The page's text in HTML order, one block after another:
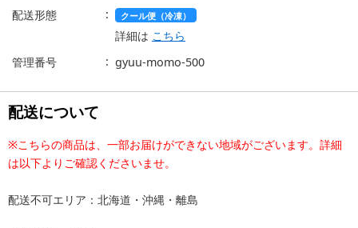
配送形態
クール便（冷凍）
詳細は こちら
管理番号
gyuu-momo-500
配送について
※こちらの商品は、一部お届けができない地域がございます。詳細
は以下よりご確認くださいませ。
配送不可エリア：北海道・沖縄・離島